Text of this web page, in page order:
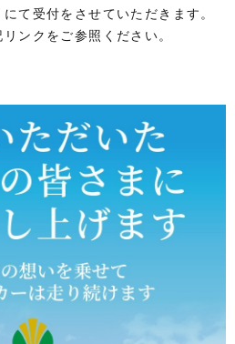
て受付をさせていただきます。
ンクをご参照ください。